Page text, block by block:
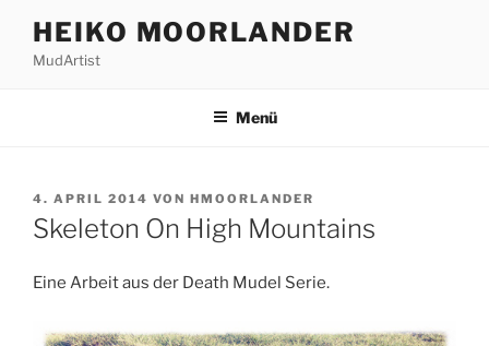
Inhalt
springen
HEIKO MOORLANDER
MudArtist
Menü
VERÖFFENTLICHT
AM
4. APRIL 2014 VON HMOORLANDER
Skeleton On High Mountains
Eine Arbeit aus der Death Mudel Serie.